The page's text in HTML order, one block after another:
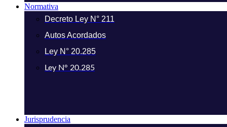
Normativa
Decreto Ley N° 211
Autos Acordados
Ley N° 20.285
Ley N° 20.285
Jurisprudencia